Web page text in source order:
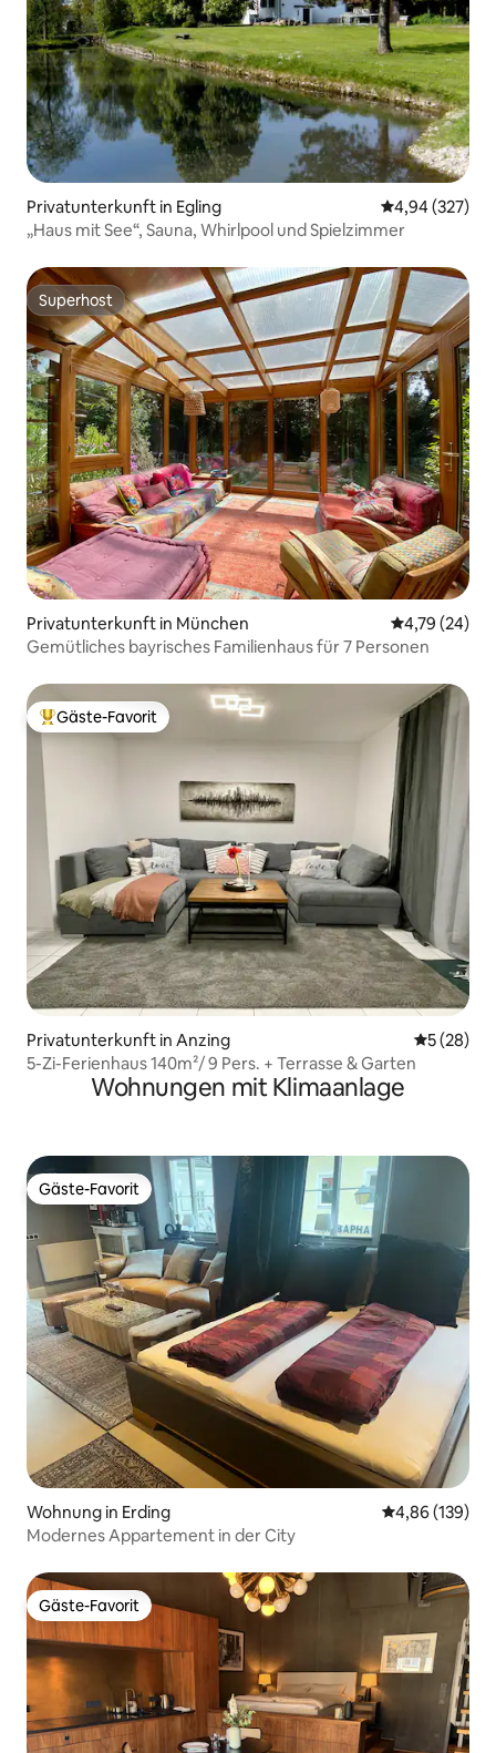
Privatunterkunft in Egling
4,94 (327)
„Haus mit See“, Sauna, Whirlpool und Spielzimmer
Superhost
Superhost
Privatunterkunft in München
4,79 (24)
Gemütliches bayrisches Familienhaus für 7 Personen
Beliebter Gäste-Favorit.
Gäste-Favorit
Privatunterkunft in Anzing
5 (28)
5-Zi-Ferienhaus 140m²/ 9 Pers. + Terrasse & Garten
Wohnungen mit Klimaanlage
Gäste-Favorit
Gäste-Favorit
Wohnung in Erding
4,86 (139)
Modernes Appartement in der City
Gäste-Favorit
Gäste-Favorit